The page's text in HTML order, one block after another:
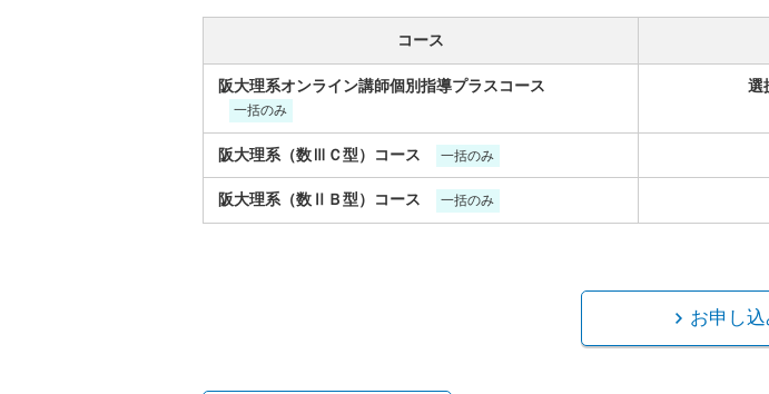
コース
阪大理系オンライン講師個別指導プラスコース
一括のみ
阪大理系（数ⅢＣ型）コース 一括のみ
阪大理系（数ⅡＢ型）コース 一括のみ
選
お申し